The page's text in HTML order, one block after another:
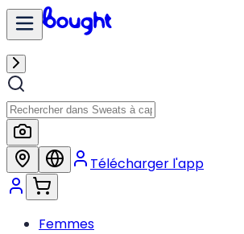
Télécharger l'app
Femmes